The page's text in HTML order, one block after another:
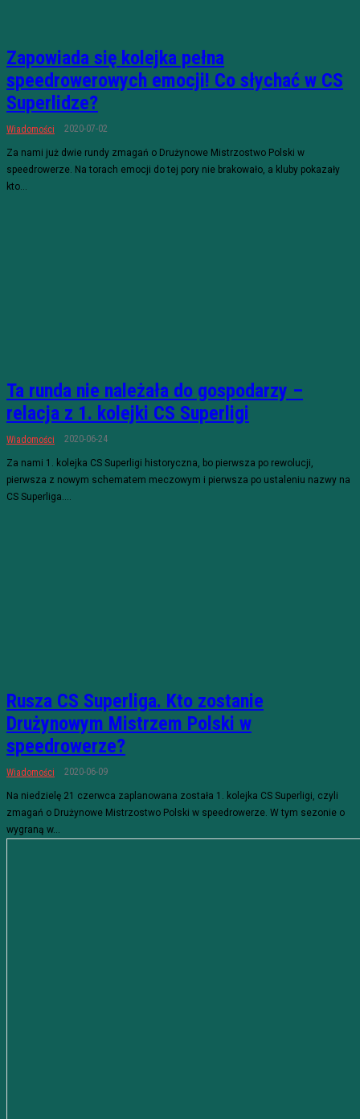
Zapowiada się kolejka pełna
speedrowerowych emocji! Co słychać w CS
Superlidze?
Wiadomości 2020-07-02
Za nami już dwie rundy zmagań o Drużynowe Mistrzostwo Polski w
speedrowerze. Na torach emocji do tej pory nie brakowało, a kluby pokazały
kto...
Ta runda nie należała do gospodarzy –
relacja z 1. kolejki CS Superligi
Wiadomości 2020-06-24
Za nami 1. kolejka CS Superligi historyczna, bo pierwsza po rewolucji,
pierwsza z nowym schematem meczowym i pierwsza po ustaleniu nazwy na
CS Superliga....
Rusza CS Superliga. Kto zostanie
Drużynowym Mistrzem Polski w
speedrowerze?
Wiadomości 2020-06-09
Na niedzielę 21 czerwca zaplanowana została 1. kolejka CS Superligi, czyli
zmagań o Drużynowe Mistrzostwo Polski w speedrowerze. W tym sezonie o
wygraną w...